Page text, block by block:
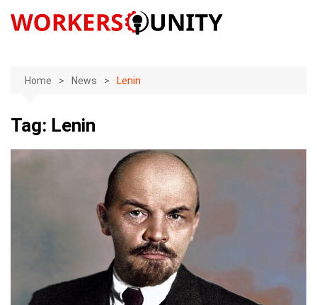
Home News Lenin
Tag: Lenin